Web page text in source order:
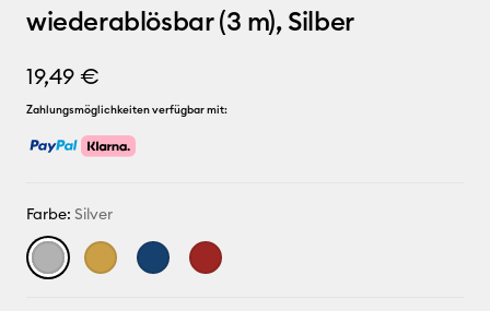
wiederablösbar (3 m), Silber
19,49 €
Zahlungsmöglichkeiten verfügbar mit:
Farbe: Silver